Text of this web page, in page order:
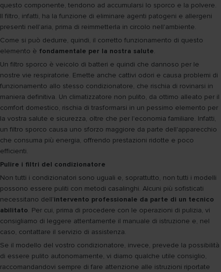
questo componente, tendono ad accumularsi lo sporco e la polvere.
Il filtro, infatti, ha la funzione di eliminare agenti patogeni e allergeni
presenti nell'aria, prima di reimmetterla in circolo nell'ambiente.
Come si può dedurre, quindi, il corretto funzionamento di questo
elemento è fondamentale per la nostra salute.
Un filtro sporco è veicolo di batteri e quindi che dannoso per le
nostre vie respiratorie. Emette anche cattivi odori e causa problemi di
funzionamento allo stesso condizionatore, che rischia di rovinarsi in
maniera definitiva. Un climatizzatore non pulito, da ottimo alleato per il
comfort domestico, rischia di trasformarsi in un pessimo elemento per
la vostra salute e sicurezza, oltre che per l'economia familiare. Infatti,
un filtro sporco causa uno sforzo maggiore da parte dell'apparecchio
che consuma più energia, offrendo prestazioni ridotte e poco
efficienti.
Pulire i filtri del condizionatore
Non tutti i condizionatori sono uguali e, soprattutto, non tutti i modelli
possono essere puliti con metodi casalinghi. Alcuni più sofisticati
necessitano dell'intervento professionale da parte di un tecnico
abilitato. Per cui, prima di procedere con le operazioni di pulizia, vi
consigliamo di leggere attentamente il manuale di istruzione e, nel
caso, contattare il servizio di assistenza.
Se il modello del vostro condizionatore, invece, prevede la possibilità
di essere pulito autonomamente, vi diamo qualche utile consiglio,
raccomandandovi sempre di fare attenzione alle istruzioni riportate